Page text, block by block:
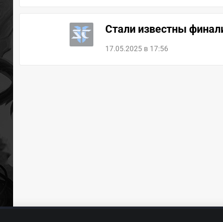
Стали известны
17.05.2025 в 17:56